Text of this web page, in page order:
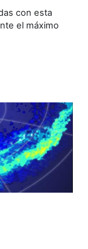
con esta
el máximo